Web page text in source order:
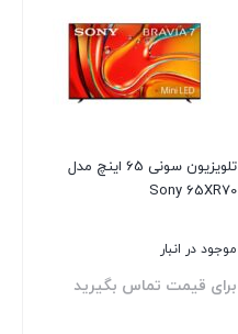
تلویزیون سونی 65 اینچ مدل
Sony 65XR70
موجود در انبار
برای قیمت تماس بگیرید